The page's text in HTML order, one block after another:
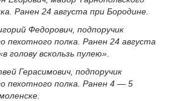
Ранен 24 августа при Бородине.
Федорович, подпоручик
пехотного полка. Ранен 24 августа
голову вскользь пулею».
Герасимович, подпоручик
пехотного полка. Ранен 4 — 5